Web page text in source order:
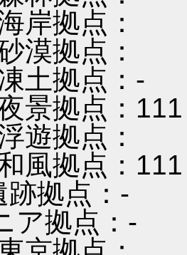
拠点：
拠点：
拠点：-
拠点：111
拠点：
拠点：111
跡拠点：-
ア拠点：-